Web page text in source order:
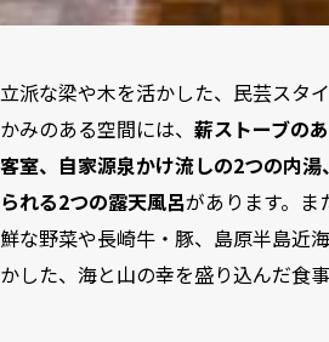
立派な梁や木を活かした、民芸スタ
かみのある空間には、 薪ストーブの
客室、自家源泉かけ流しの2つの内
られる2つの露天風呂があります。ま
鮮な野菜や長崎牛・豚、島原半島近
かした、海と山の幸を盛り込んだ食事